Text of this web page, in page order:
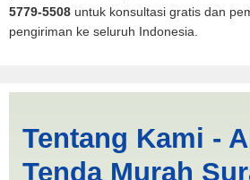
5779-5508 untuk konsultasi gratis dan
pengiriman ke seluruh Indonesia.
Pernikahan
Tentang Kami -
Tenda Murah